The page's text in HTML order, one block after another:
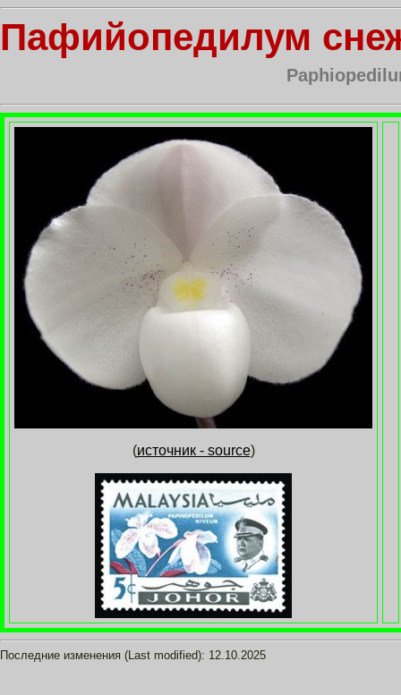
Пафийопедилум
(источник - source)
Последние изменения (Last modified): 12.10.2025